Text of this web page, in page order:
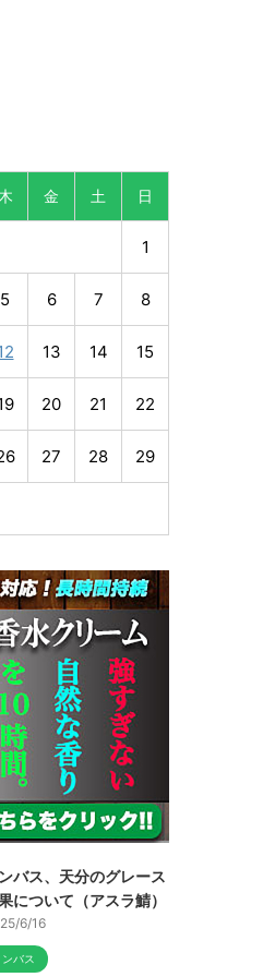
木 金 土 日
1
5 6 7 8
13 14 15
20 21 22
27 28 29
バス、天分のグレース
について（アスラ鯖）
6/16
バス